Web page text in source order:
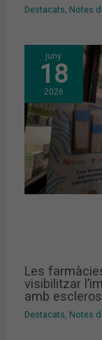
Destacats, Notes
juny
18
2026
Les
visibilitzar
amb
Destacats Notes